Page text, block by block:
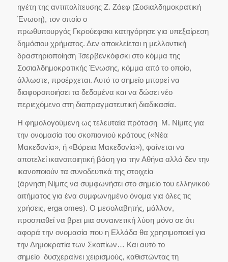
ηγέτη της αντιπολίτευσης Ζ. Ζάεφ (Σοσιαλδημοκρατική
Ένωση), τον οποίο ο
πρωθυπουργός Γκρούεφσκι κατηγόρησε για υπεξαίρεση
δημόσιου χρήματος. Δεν αποκλείεται η μελλοντική
δραστηριοποίηση Τσερβενκόφσκι στο κόμμα της
Σοσιαλδημοκρατικής Ένωσης, κόμμα από το οποίο,
άλλωστε, προέρχεται. Αυτό το σημείο μπορεί να
διαφοροποιήσει τα δεδομένα και να δώσει νέο
περιεχόμενο στη διαπραγματευτική διαδικασία.
Η φημολογούμενη ως τελευταία πρόταση Μ. Νίμιτς για
την ονομασία του σκοπιανιού κράτους («Νέα
Μακεδονία», ή «Βόρεια Μακεδονία»), φαίνεται να
αποτελεί ικανοποιητική βάση για την Αθήνα αλλά δεν την
ικανοποιούν τα συνοδευτικά της στοιχεία
(άρνηση Νίμιτς να συμφωνήσει στο σημείο του ελληνικού
αιτήματος για ένα συμφωνημένο όνομα για όλες τις
χρήσεις, erga omes). Ο μεσολαβητής, μάλλον,
προσπαθεί να βρει μια συναινετική λύση μόνο σε ότι
αφορά την ονομασία που η Ελλάδα θα χρησιμοποιεί για
την Δημοκρατία των Σκοπίων… Και αυτό το
σημείο δυσχεραίνει χειρισμούς, καθιστώντας τη